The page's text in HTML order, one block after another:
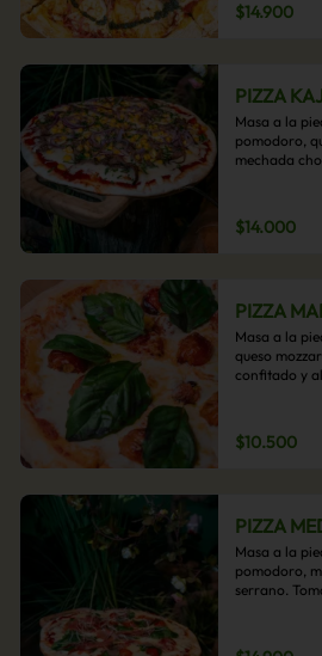
$14.900
PIZZA
Masa a la
pomodoro,
mechada
$14.000
PIZZA
Masa a la
queso
confitado y
$10.500
PIZZA
Masa a la
pomodoro,
serrano.